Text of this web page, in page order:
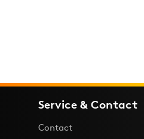
Service & Contact
Contact